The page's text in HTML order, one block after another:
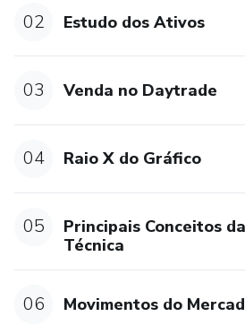
02 Estudo dos Ativos
03 Venda no Daytrade
04 Raio X do Gráfico
05
Principais Conceitos
Técnica
06 Movimentos do